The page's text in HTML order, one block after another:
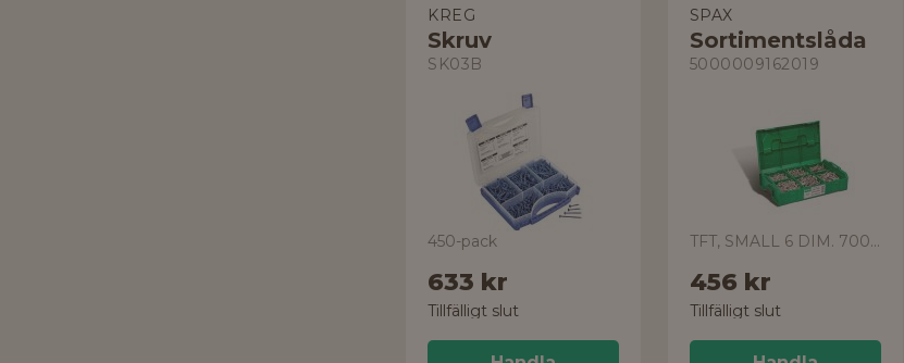
KREG
Skruv
SK03B
450-pack
633 kr
Tillfälligt slut
SPAX
Sortimentslåda
5000009162019
TFT, SMALL 6 DIM. 700 ST
456 kr
Tillfälligt slut